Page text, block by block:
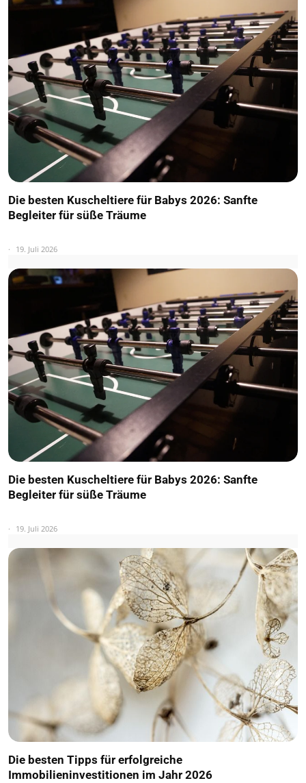
Die besten Kuscheltiere für Babys 2026: Sanfte
Begleiter für süße Träume
19. Juli 2026
Die besten Kuscheltiere für Babys 2026: Sanfte
Begleiter für süße Träume
19. Juli 2026
Die besten Tipps für erfolgreiche
Immobilieninvestitionen im Jahr 2026